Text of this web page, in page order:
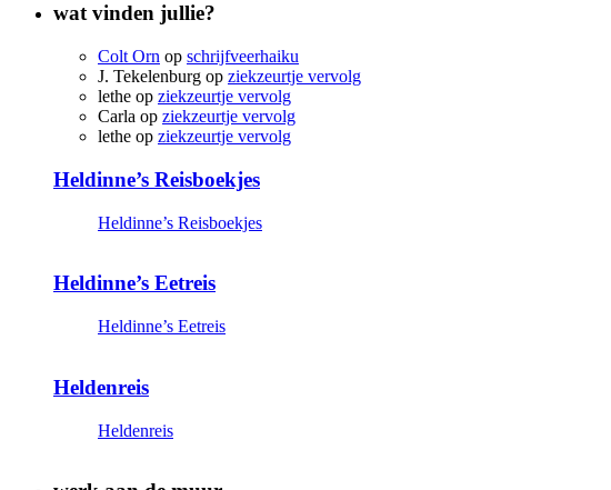
wat vinden jullie?
Colt Orn op schrijfveerhaiku
J. Tekelenburg op ziekzeurtje vervolg
lethe op ziekzeurtje vervolg
Carla op ziekzeurtje vervolg
lethe op ziekzeurtje vervolg
Heldinne’s Reisboekjes
Heldinne’s Reisboekjes
Heldinne’s Eetreis
Heldinne’s Eetreis
Heldenreis
Heldenreis